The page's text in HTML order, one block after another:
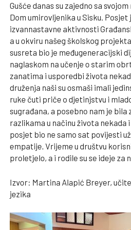
Gušće danas su zajedno sa
Dom umirovljenika u Sisku. Posjet
izvannastavne aktivnosti
a u okviru našeg školskog
susreta bio je međugeneracijski
naglaskom na učenje o starim
zanatima i usporedbi života
druženja naši su osmaši imali
ruke čuti priče o djetinjstvu i
sugrađana, a posebno nam je bila
razlikama u načinu života nekada i
posjet bio ne samo sat povijesti
empatije. Vrijeme u društvu
proletjelo, a i rodile su se ideje za
Izvor: Martina Alapić Breyer,
jezika